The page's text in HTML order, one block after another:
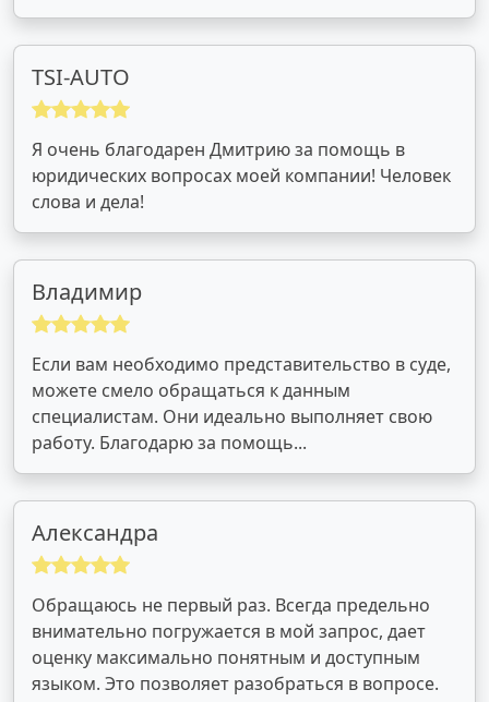
TSI-AUTO
Я очень благодарен Дмитрию за помощь в
юридических вопросах моей компании! Человек
слова и дела!
Владимир
Если вам необходимо представительство в суде,
можете смело обращаться к данным
специалистам. Они идеально выполняет свою
работу. Благодарю за помощь...
Александра
Обращаюсь не первый раз. Всегда предельно
внимательно погружается в мой запрос, дает
оценку максимально понятным и доступным
языком. Это позволяет разобраться в вопросе.